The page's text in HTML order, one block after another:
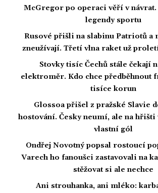
McGregor po operaci věří v
legendy sportu
Rusové přišli na slabinu Patriotů a
zneužívají. Třetí vlna raket už
Stovky tisíc Čechů stále čekají
elektroměr. Kdo chce předběhnout
tisíce korun
Glossoa přišel z pražské Slavie
hostování. Česky neumí, ale na hřišti
vlastní gól
Ondřej Novotný popsal rostoucí
Varech ho fanoušci zastavovali na
stěžovat si ale nechce
Ani strouhanka, ani mléko: